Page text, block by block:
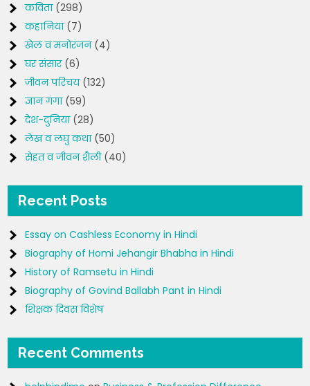
कविता(298)
कहानियां(7)
खेल व मनोरंजन(4)
घर संसार(6)
जीवन परिचय(132)
ज्ञान गंगा(59)
देश-दुनिया(28)
लेख व लघु कथा(50)
सेहत व जीवन शैली(40)
Recent Posts
Essay on Cashless Economy in Hindi
Biography of Homi Jehangir Bhabha in Hindi
History of Ramsetu in Hindi
Biography of Govind Ballabh Pant in Hindi
शिक्षक दिवस विशेष
Recent Comments